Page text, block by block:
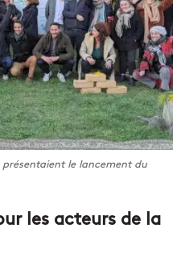
présentaient le lancement du
les acteurs de la